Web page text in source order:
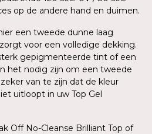
op de andere hand en duimen.
een tweede dunne laag
voor een volledige dekking.
gepigmenteerde tint of een
het nodig zijn om een tweede
van te zijn dat de kleur
uitloopt in uw Top Gel
Off No-Cleanse Brilliant Top of